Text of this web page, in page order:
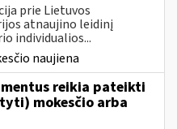
prie Lietuvos
atnaujino leidinį
individualios...
naujiena
reikia pateikti
mokesčio arba